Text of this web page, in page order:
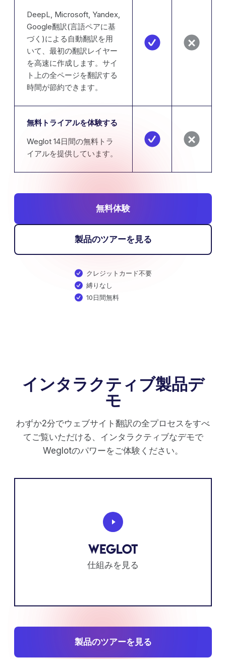
DeepL, Microsoft, Yandex,
Google翻訳(言語ペアに基
づく)による自動翻訳を用
いて、最初の翻訳レイヤー
を高速に作成します。サイ
ト上の全ページを翻訳する
時間が節約できます。
無料トライアルを体験する
Weglot 14日間の無料トラ
イアルを提供しています。
無料体験
製品のツアーを見る
クレジットカード不要
縛りなし
10日間無料
インタラクティブ製品デ
モ
わずか2分でウェブサイト翻訳の全プロセスをすべ
てご覧いただける、インタラクティブなデモで
Weglotのパワーをご体験ください。
仕組みを見る
製品のツアーを見る